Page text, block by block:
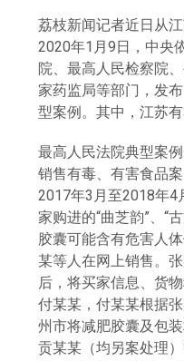
荔枝新闻记者近日从
2020年1月9日，中央
院、最高人民检察院
家药监局等部门，发
型案例。其中，江苏有
最高人民法院典型案
销售有毒、有害食品案
2017年3月至2018年4
家购进的“曲芝韵”、“
胶囊可能含有危害人
某等人在网上销售。
后，将买家信息、货
付某某，付某某根据
州市将减肥胶囊及包
贡某某（均另案处理